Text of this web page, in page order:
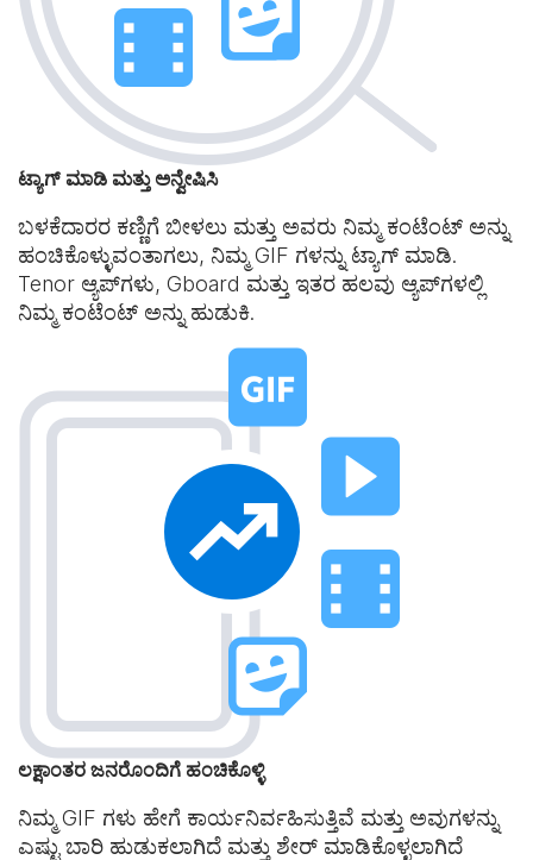
ಟ್ಯಾಗ್ ಮಾಡಿ ಮತ್ತು ಅನ್ವೇಷಿಸಿ
ಬಳಕೆದಾರರ ಕಣ್ಣಿಗೆ ಬೀಳಲು ಮತ್ತು ಅವರು ನಿಮ್ಮ ಕಂಟೆಂಟ್ ಅನ್ನು
ಹಂಚಿಕೊಳ್ಳುವಂತಾಗಲು, ನಿಮ್ಮ GIF ಗಳನ್ನು ಟ್ಯಾಗ್ ಮಾಡಿ.
Tenor ಆ್ಯಪ್‌ಗಳು, Gboard ಮತ್ತು ಇತರ ಹಲವು ಆ್ಯಪ್‌ಗಳಲ್ಲಿ
ನಿಮ್ಮ ಕಂಟೆಂಟ್ ಅನ್ನು ಹುಡುಕಿ.
ಲಕ್ಷಾಂತರ ಜನರೊಂದಿಗೆ ಹಂಚಿಕೊಳ್ಳಿ
ನಿಮ್ಮ GIF ಗಳು ಹೇಗೆ ಕಾರ್ಯನಿರ್ವಹಿಸುತ್ತಿವೆ ಮತ್ತು ಅವುಗಳನ್ನು
ಎಷ್ಟು ಬಾರಿ ಹುಡುಕಲಾಗಿದೆ ಮತ್ತು ಶೇರ್ ಮಾಡಿಕೊಳ್ಳಲಾಗಿದೆ